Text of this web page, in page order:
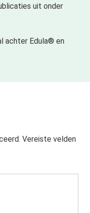
uit onder
achter Edula® en
Vereiste velden